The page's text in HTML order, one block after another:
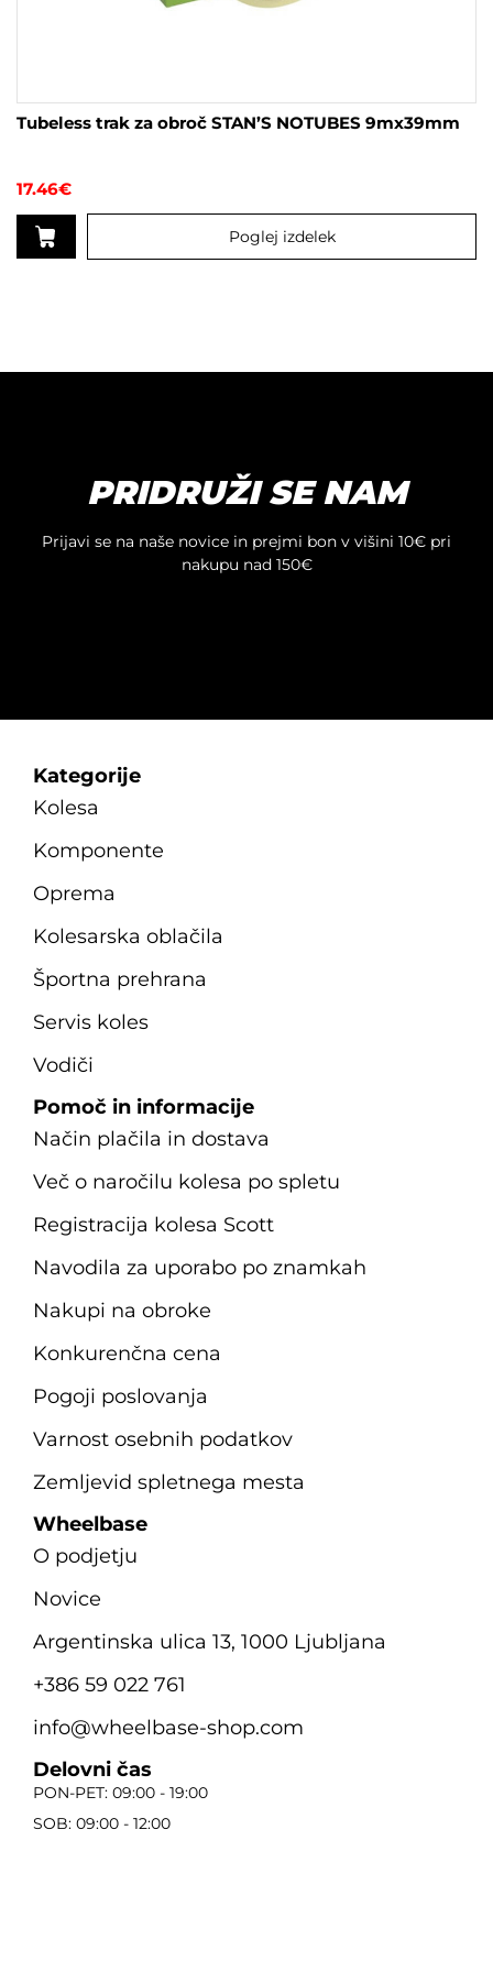
Tubeless trak za obroč STAN’S NOTUBES 9mx39mm
17.46€
Poglej izdelek
PRIDRUŽI SE NAM
Prijavi se na naše novice in prejmi bon v višini 10€ pri
nakupu nad 150€
Kategorije
Kolesa
Komponente
Oprema
Kolesarska oblačila
Športna prehrana
Servis koles
Vodiči
Pomoč in informacije
Način plačila in dostava
Več o naročilu kolesa po spletu
Registracija kolesa Scott
Navodila za uporabo po znamkah
Nakupi na obroke
Konkurenčna cena
Pogoji poslovanja
Varnost osebnih podatkov
Zemljevid spletnega mesta
Wheelbase
O podjetju
Novice
Argentinska ulica 13, 1000 Ljubljana
+386 59 022 761
info@wheelbase-shop.com
Delovni čas
PON-PET: 09:00 - 19:00
SOB: 09:00 - 12:00